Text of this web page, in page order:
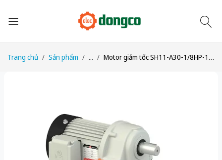
Trang chủ Sản phẩm ... Motor giảm tốc SH11-A30-1/8HP-1/30 công suất 1/8HP (100W) 0,1kW 1/30 kiểu lắp Chân đế